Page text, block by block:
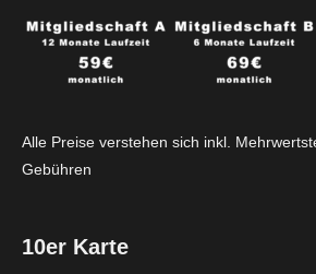
Alle Preise verstehen sich inkl.
Gebühren
10er Karte